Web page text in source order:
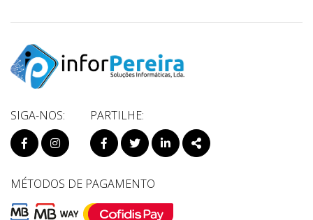
SIGA-NOS:
PÁGINA DO FACEBOOK
PÁGINA DO INSTAGRAM
PARTILHE:
FACEBOOK
TWITTERLINKEDINSHARE
MÉTODOS DE PAGAMENTO